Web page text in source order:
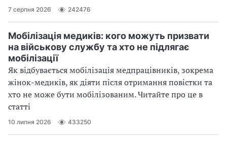
7 серпня 2026 242476
Мобілізація медиків: кого можуть призвати
на військову службу та хто не підлягає
мобілізації
Як відбувається мобілізація медпрацівників, зокрема
жінок-медиків, як діяти після отримання повістки та
хто не може бути мобілізованим. Читайте про це в
статті
10 липня 2026 433250